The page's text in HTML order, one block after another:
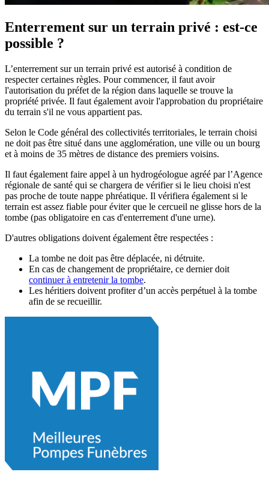
Enterrement sur un terrain privé : est-ce
possible ?
L’enterrement sur un terrain privé est autorisé à condition de
respecter certaines règles. Pour commencer, il faut avoir
l'autorisation du préfet de la région dans laquelle se trouve la
propriété privée. Il faut également avoir l'approbation du propriétaire
du terrain s'il ne vous appartient pas.
Selon le Code général des collectivités territoriales, le terrain choisi
ne doit pas être situé dans une agglomération, une ville ou un bourg
et à moins de 35 mètres de distance des premiers voisins.
Il faut également faire appel à un hydrogéologue agréé par l’Agence
régionale de santé qui se chargera de vérifier si le lieu choisi n'est
pas proche de toute nappe phréatique. Il vérifiera également si le
terrain est assez fiable pour éviter que le cercueil ne glisse hors de la
tombe (pas obligatoire en cas d'enterrement d'une urne).
D'autres obligations doivent également être respectées :
La tombe ne doit pas être déplacée, ni détruite.
En cas de changement de propriétaire, ce dernier doit
continuer à entretenir la tombe.
Les héritiers doivent profiter d’un accès perpétuel à la tombe
afin de se recueillir.